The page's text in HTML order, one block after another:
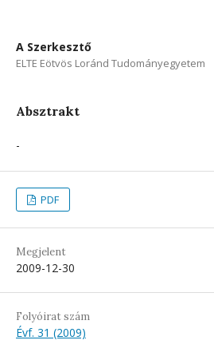
A Szerkesztő
ELTE Eötvös Loránd Tudományegyetem
Absztrakt
-
PDF
Megjelent
2009-12-30
Folyóirat szám
Évf. 31 (2009)